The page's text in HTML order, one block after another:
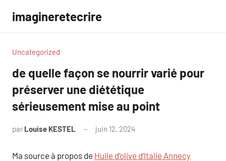
contenu
imagineretecrire
Uncategorized
de quelle façon se nourrir varié pour
préserver une diététique
sérieusement mise au point
par Louise KESTEL juin 12, 2024
Ma source à propos de Huile d’olive d’Italie Annecy